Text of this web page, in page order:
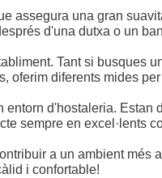
assegura una gran
d'una dutxa o un
Tant si busques
oferim diferents mides
d'hostaleria.
sempre en excel·lents
a un ambient més
i confortable!